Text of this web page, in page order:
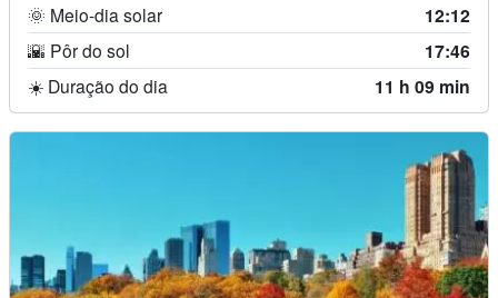
🌞 Meio-dia solar 12:12
🌇 Pôr do sol 17:46
☀️ Duração do dia 11 h 09 min